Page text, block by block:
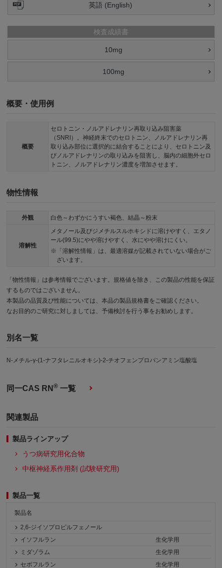
英語 (English)
検査成績書
10mg
100mg
概要・使用例
概要
セロトニン・ノルアドレナリン再取り込み阻害薬
（SNRI）。神経終末でのセロトニン、ノルアドレナリン再
取り込み部位に選択的に結合することにより、セロトニン及
びノルアドレナリンの取り込みを阻害し、脳内の細胞外セロ
トニン、ノルアドレナリン濃度を増加させます。
物性情報
外観 白色～わずかにうすい褐色、結晶～粉末
溶解性
メタノール及びジメチルスルホキシドに溶けやすく、エタノ
ール(99.5)にやや溶けやすく、水にやや溶けにくい。
「溶解性情報」は、最適溶媒が記載されていない場合がご
ざいます。
「物性情報」は参考情報でございます。規格値を除き、この製品の性能を保証
するものではございません。
本製品の品質及び性能については、本品の製品規格書をご確認ください。
なお目的のご研究に対しましては、予備検討を行う事をお勧めします。
別名一覧
N-メチル-γ-(1-ナフタレニルオキシ)-2-チオフェンプロパンアミン塩酸塩
同一CAS RN® 一覧
関連製品
製品ラインアップ
うつ病研究用化合物
中枢神経系作用剤 (試験研究用)
製品一覧
製品名
2,6-ジイソプロピルフェノール
イソフルラン
生化学用
ミダゾラム
生化学用
セボフルラン
生化学用